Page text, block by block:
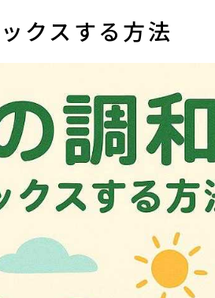
クスする方法